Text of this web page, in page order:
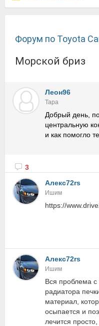
Форум по Toyota
Морской бриз
Леон96
Тара
Добрый день,
центральную
и как помогло
3
Алекc72rs
Ишим
https://
Алекc72rs
Ишим
Вся проблема с
радиатора
материал,
осыпается и
лечится